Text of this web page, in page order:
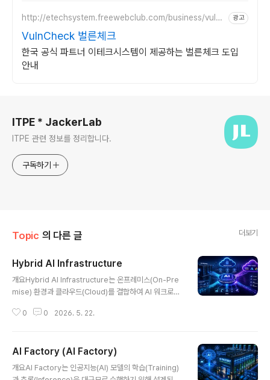
http://etechsystem.freewebclub.com/business/vulnc
광고
VulnCheck 벌른체크
한국 공식 파트너 이테크시스템이 제공하는 벌른체크 도입
안내
ITPE * JackerLab
ITPE 관련 정보를 정리합니다.
구독하기
Topic 의 다른 글 더보기
Hybrid AI Infrastructure
개요Hybrid AI Infrastructure는 온프레미스(On-Pre
mise) 환경과 클라우드(Cloud)를 결합하여 AI 워크로드
안, 비용, 성능 요구사항에 따라 AI 모델 학습과 추론을 적
하고 있다.1. 개념 및 정의Hybrid AI Infrastructure는 기
업 내부 데이터센터와 퍼블릭/프라이빗 클라우드를 통합하
여 AI 모델 개발, 학습, 배포, 운영을 수행하는 통합 인프라
0 0 2026. 5. 22.
AI Factory (AI Factory)
개요AI Factory는 인공지능(AI) 모델의 학습(Training)